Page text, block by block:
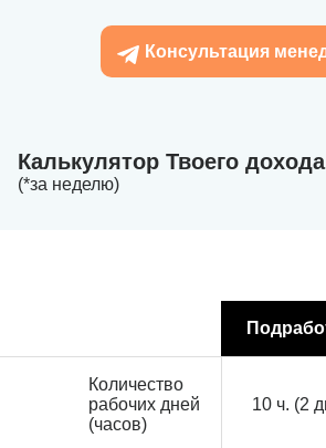
Консультация
Калькулятор Твоего дохода
(*за неделю)
Количество
рабочих дней
(часов)
10 ч. (2